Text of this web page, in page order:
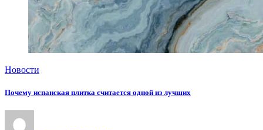
Новости
Почему испанская плитка считается одной из лучших